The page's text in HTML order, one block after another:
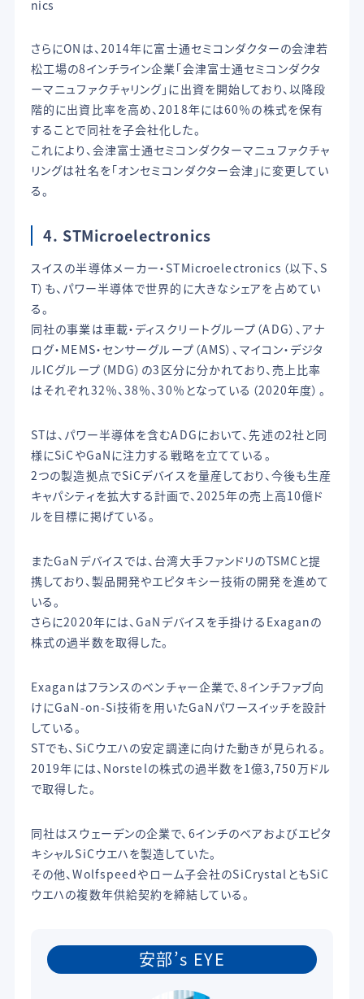
nics
さらにONは、2014年に富士通セミコンダクターの会津若
松工場の8インチライン企業「会津富士通セミコンダクタ
ーマニュファクチャリング」に出資を開始しており、以降段
階的に出資比率を高め、2018年には60％の株式を保有
することで同社を子会社化した。
これにより、会津富士通セミコンダクターマニュファクチャ
リングは社名を「オンセミコンダクター会津」に変更してい
る。
4. STMicroelectronics
スイスの半導体メーカー・STMicroelectronics（以下、S
T）も、パワー半導体で世界的に大きなシェアを占めてい
る。
同社の事業は車載・ディスクリートグループ（ADG）、アナ
ログ・MEMS・センサーグループ（AMS）、マイコン・デジタ
ルICグループ（MDG）の3区分に分かれており、売上比率
はそれぞれ32％、38％、30％となっている（2020年度）。
STは、パワー半導体を含むADGにおいて、先述の2社と同
様にSiCやGaNに注力する戦略を立てている。
2つの製造拠点でSiCデバイスを量産しており、今後も生産
キャパシティを拡大する計画で、2025年の売上高10億ド
ルを目標に掲げている。
またGaNデバイスでは、台湾大手ファンドリのTSMCと提
携しており、製品開発やエピタキシー技術の開発を進めて
いる。
さらに2020年には、GaNデバイスを手掛けるExaganの
株式の過半数を取得した。
Exaganはフランスのベンチャー企業で、8インチファブ向
けにGaN-on-Si技術を用いたGaNパワースイッチを設計
している。
STでも、SiCウエハの安定調達に向けた動きが見られる。
2019年には、Norstelの株式の過半数を1億3,750万ドル
で取得した。
同社はスウェーデンの企業で、6インチのベアおよびエピタ
キシャルSiCウエハを製造していた。
その他、Wolfspeedやローム子会社のSiCrystalともSiC
ウエハの複数年供給契約を締結している。
安部’s EYE